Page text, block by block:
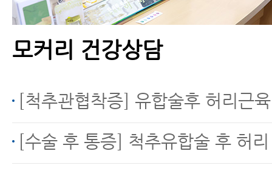
모커리 건강상담
[척추관협착증] 유합술후 허리근
[수술 후 통증] 척추유합술 후 허